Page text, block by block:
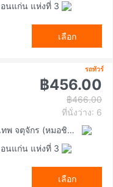
นแก่น แห่งที่ 3
เลือก
รถทัวร์
฿456.00
฿466.00
ที่นั่งว่าง: 6
สถานีขนส่งผู้โดยสารกรุงเทพ จตุจักร (หมอชิต2)
นแก่น แห่งที่ 3
เลือก